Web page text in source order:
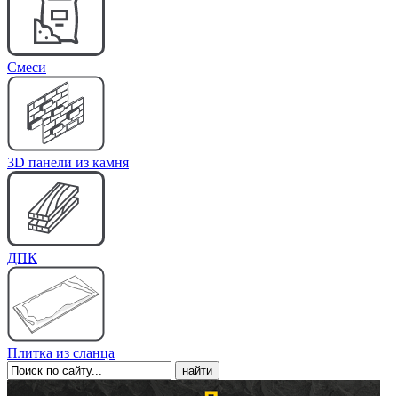
Cмеси
3D панели из камня
ДПК
Плитка из сланца